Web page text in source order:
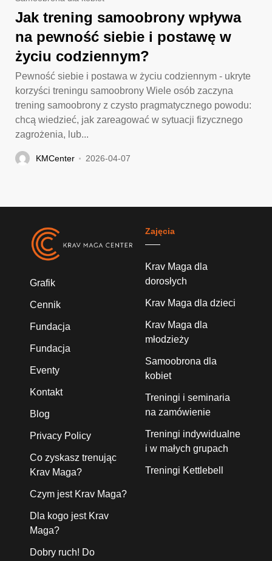
Jak trening samoobrony wpływa
na pewność siebie i postawę w
życiu codziennym?
Pewność siebie i postawa w życiu codziennym - ukryte
korzyści treningu samoobrony Wiele osób zaczyna
trening samoobrony z czysto pragmatycznego powodu:
chcą wiedzieć, jak zareagować w sytuacji fizycznego
zagrożenia, lub...
KMCenter 2026-04-07
Grafik
Cennik
Fundacja
Fundacja
Eventy
Kontakt
Blog
Privacy Policy
Co zyskasz trenując
Krav Maga?
Czym jest Krav Maga?
Dla kogo jest Krav
Maga?
Dobry ruch! Do
Zajęcia
Krav Maga dla
dorosłych
Krav Maga dla dzieci
Krav Maga dla
młodzieży
Samoobrona dla
kobiet
Treningi i seminaria
na zamówienie
Treningi indywidualne
i w małych grupach
Treningi Kettlebell